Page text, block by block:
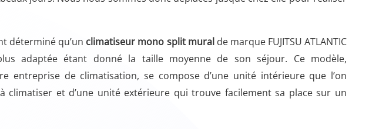
déterminé qu’un climatiseur mono split muralde marque FUJITSU ATLANTIC
adaptée étant donné la taille moyenne de son séjour. Ce modèle,
entreprise de climatisation, se compose d’une unité intérieure que l’on
climatiser et d’une unité extérieure qui trouve facilement sa place sur un